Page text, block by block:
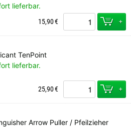
lieferbar.
15,90€ +
TenPoint
lieferbar.
25,90€ +
Arrow Puller / Pfeilzieher